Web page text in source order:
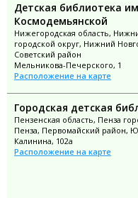
Детская библиотека
Космодемьянской
Нижегородская область,
городской округ, Нижний
Советский район
Мельникова-Печерского, 1
Расположение на карте
Городская детская
Пензенская область, Пенза
Пенза, Первомайский район,
Калинина, 102а
Расположение на карте